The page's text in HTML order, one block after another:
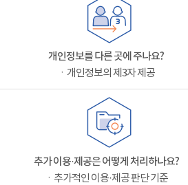
개인정보를 다른 곳에 주나요?
ㆍ개인정보의 제3자 제공
추가 이용·제공은 어떻게 처리하나요?
ㆍ추가적인 이용·제공 판단 기준